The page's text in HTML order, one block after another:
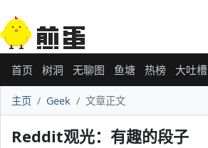
首页 树洞 无聊图 鱼塘 热榜 大吐槽
主页 Geek 文章正文
Reddit观光：有趣的段子